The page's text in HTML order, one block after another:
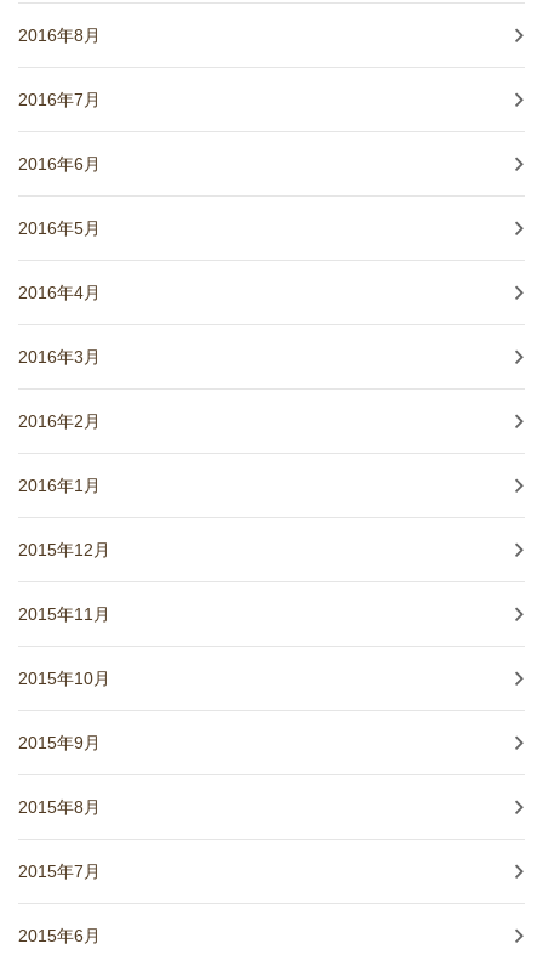
2016年8月
2016年7月
2016年6月
2016年5月
2016年4月
2016年3月
2016年2月
2016年1月
2015年12月
2015年11月
2015年10月
2015年9月
2015年8月
2015年7月
2015年6月